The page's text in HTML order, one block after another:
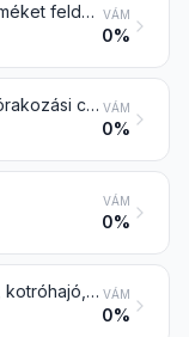
Halászhajó; halászati terméket feldolgozó vagy ezek tartósítására, üzemi feldolgozására szolgáló hajó és más vízi jármű VÁM
0%
Jacht és sport- vagy szórakozási célú más hajó; evezőscsónak és kenu VÁM
0%
VÁM
0%
Világítóhajó, tűzoltóhajó, kotróhajó, úszódaru és más vízi jármű, ha elsődleges használati célja nem a közlekedés; úszódokk; fúrásra vagy kitermelésre szolgáló úszó vagy víz alá süllyeszthető berendezés VÁM
0%